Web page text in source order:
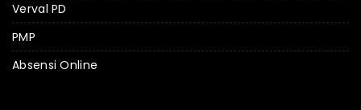
Verval PD
PMP
Absensi Online